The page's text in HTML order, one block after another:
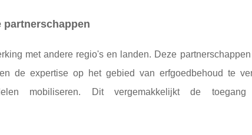
met andere regio's en landen. Deze
de expertise op het gebied van erfgoedbehoud te
mobiliseren. Dit vergemakkelijkt de